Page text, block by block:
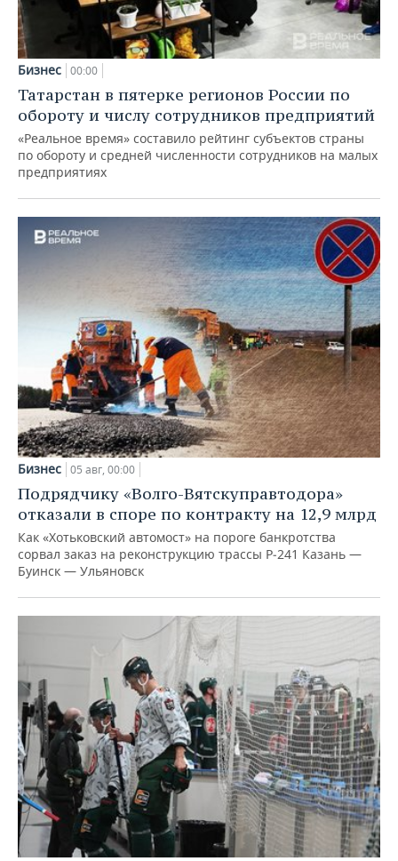
Бизнес 00:00
Татарстан в пятерке регионов России по
обороту и числу сотрудников предприятий
«Реальное время» составило рейтинг субъектов страны
по обороту и средней численности сотрудников на малых
предприятиях
Бизнес 05 авг, 00:00
Подрядчику «Волго-Вятскуправтодора»
отказали в споре по контракту на 12,9 млрд
Как «Хотьковский автомост» на пороге банкротства
сорвал заказ на реконструкцию трассы Р‑241 Казань —
Буинск — Ульяновск